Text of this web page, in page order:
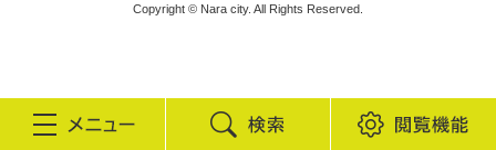
Copyright © Nara city. All Rights Reserved.